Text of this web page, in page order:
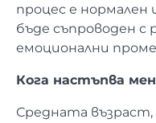
процес е
бъде съпроводен с
емоционални
Кога настъпва
Средната